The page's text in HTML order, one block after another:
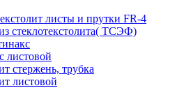
листы и прутки FR-4
стеклотекстолита( ТСЭФ)
листовой
стержень, трубка
листовой